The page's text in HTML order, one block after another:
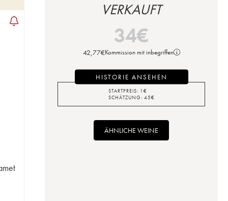
VERKAUFT
34€
42,77€Kommission mit inbegriffen
HISTORIE ANSEHEN
STARTPREIS: 1 €
SCHÄTZUNG: 45€
ÄHNLICHE WEINE